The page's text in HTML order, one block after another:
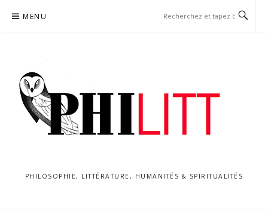
MENU
PHILOSOPHIE, LITTÉRATURE, HUMANITÉS & SPIRITUALITÉS